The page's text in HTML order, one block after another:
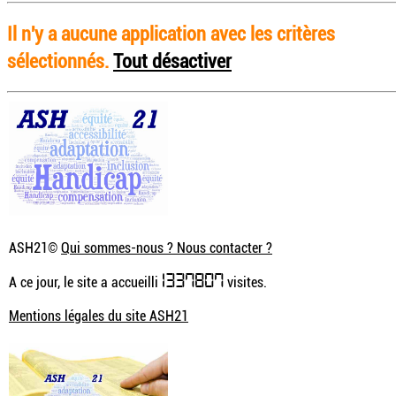
Il n'y a aucune application avec les critères
sélectionnés.Tout désactiver
ASH21©Qui sommes-nous ? Nous contacter ?
A ce jour, le site a accueilli 1337807visites.
Mentions légales du site ASH21